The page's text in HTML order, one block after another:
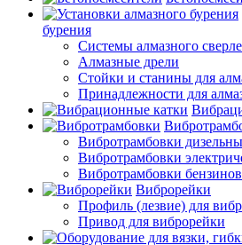
бурения
Системы алмазного
Алмазные дрели
Стойки и станины для
Принадлежности для
Вибротрамбовки
Вибротрамбовки
Вибротрамбовки
Виброрейки
Профиль (лезвие) для
Привод для виброрейки